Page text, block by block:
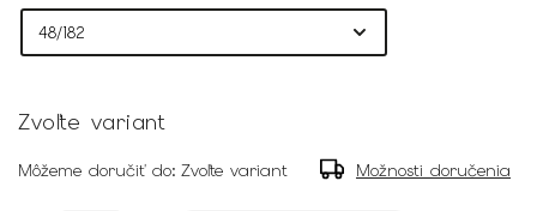
Zvoľte variant
Môžeme doručiť do: Zvoľte variant Možnosti doručenia